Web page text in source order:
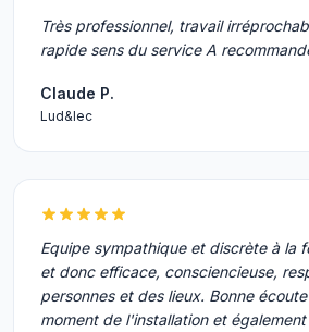
Très professionnel, travail
rapide sens du service A
Claude P.
Lud&lec
Equipe sympathique et discrète à la
et donc efficace, consciencieuse,
personnes et des lieux. Bonne
moment de l'installation et